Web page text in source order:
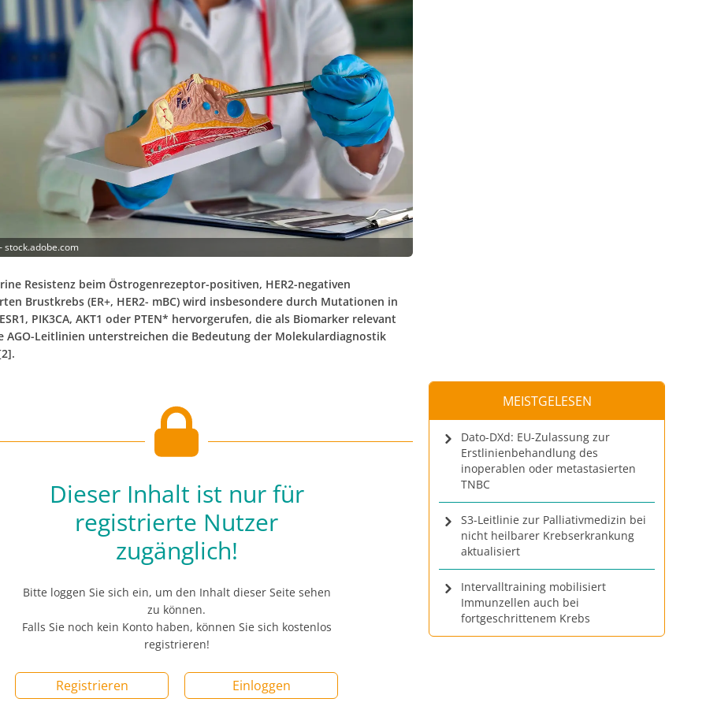
stock.adobe.com
Resistenz beim Östrogenrezeptor-positiven, HER2-negativen
Brustkrebs (ER+, HER2- mBC) wird insbesondere durch Mutationen in
PIK3CA, AKT1 oder PTEN* hervorgerufen, die als Biomarker relevant
AGO-Leitlinien unterstreichen die Bedeutung der Molekulardiagnostik
Dieser Inhalt ist nur für
registrierte Nutzer
zugänglich!
Bitte loggen Sie sich ein, um den Inhalt dieser Seite sehen
zu können.
Falls Sie noch kein Konto haben, können Sie sich kostenlos
registrieren!
Registrieren Einloggen
MEISTGELESEN
Dato-DXd: EU-Zulassung zur
Erstlinienbehandlung des
inoperablen oder metastasierten
TNBC
S3-Leitlinie zur Palliativmedizin bei
nicht heilbarer Krebserkrankung
aktualisiert
Intervalltraining mobilisiert
Immunzellen auch bei
fortgeschrittenem Krebs